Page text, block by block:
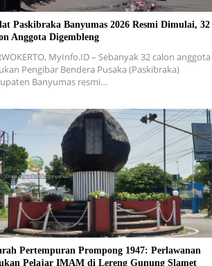
Paskibraka Banyumas 2026 Resmi Dimulai, 32
Anggota Digembleng
MyInfo.ID – Sebanyak 32 calon anggota
Pengibar Bendera Pusaka (Paskibraka)
Banyumas resmi…
Pertempuran Prompong 1947: Perlawanan
Pelajar IMAM di Lereng Gunung Slamet